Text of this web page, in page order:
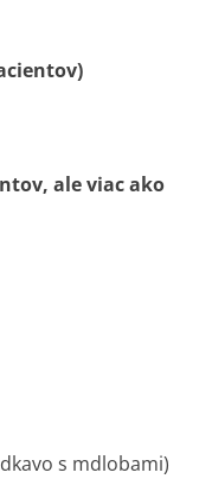
ale viac ako
s mdlobami)